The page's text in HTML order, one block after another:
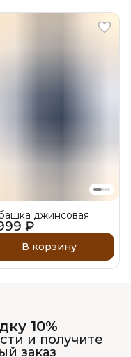
₽
джинсовая
В корзину
10%
и получите
заказ